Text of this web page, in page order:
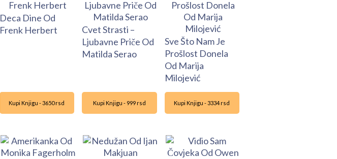
Deca Dine Od
Frenk Herbert
Cvet Strasti –
Ljubavne Priče Od
Matilda Serao
Sve Što Nam Je
Prošlost Donela
Od Marija
Milojević
Kupi Knjigu - 3650 rsd Kupi Knjigu - 999 rsd Kupi Knjigu - 3334 rsd